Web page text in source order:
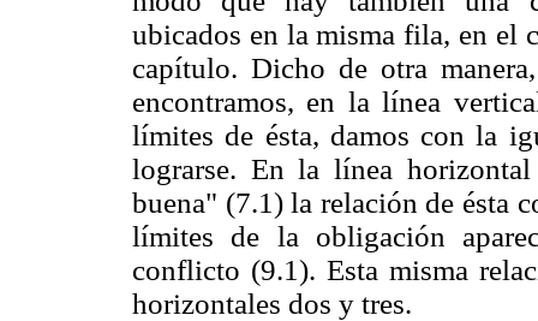
ubicados en la misma fila, en el
capítulo. Dicho de otra
encontramos, en la línea
límites de ésta, damos con la
lograrse. En la línea
buena" (7.1) la relación de ésta
límites de la obligación
conflicto (9.1). Esta misma
horizontales dos y tres.